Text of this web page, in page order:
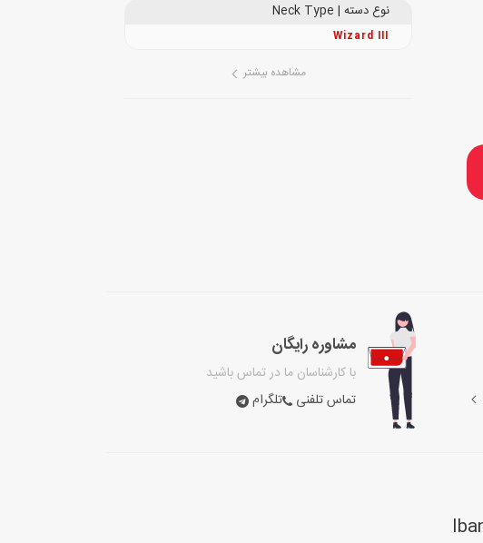
نوع دسته | Neck Type
Wizard III
مشاهده بیشتر
مشاوره رایگان
با کارشناسان ما در تماس باشید
تماس تلفنی
تلگرام